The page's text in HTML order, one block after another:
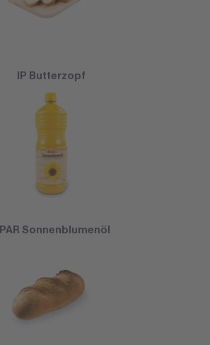
IP Butterzopf
Sonnenblumenöl